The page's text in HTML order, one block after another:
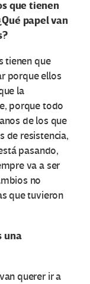
que tienen
papel van
tienen que
porque ellos
la
porque todo
de los que
de resistencia,
pasando,
va a ser
no
que tuvieron
una
querer ir a